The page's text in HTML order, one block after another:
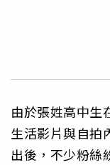
由於張姓高中生
生活影片與自拍
出後，不少粉絲